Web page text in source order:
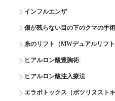
インフルエンザ
傷が残らない目の下のクマの手
糸のリフト（MWデュアルリフト
ヒアルロン酸豊胸術
ヒアルロン酸注入療法
エラボトックス（ボツリヌストキ